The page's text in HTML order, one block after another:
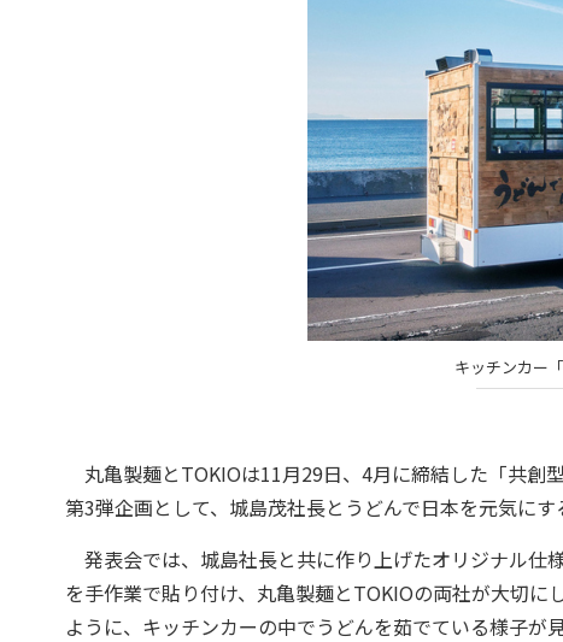
キッチンカー
丸亀製麺とTOKIOは11月29日、4月に締結した「共創
第3弾企画として、城島茂社長とうどんで日本を元気に
発表会では、城島社長と共に作り上げたオリジナル仕
を手作業で貼り付け、丸亀製麺とTOKIOの両社が大切
ように、キッチンカーの中でうどんを茹でている様子